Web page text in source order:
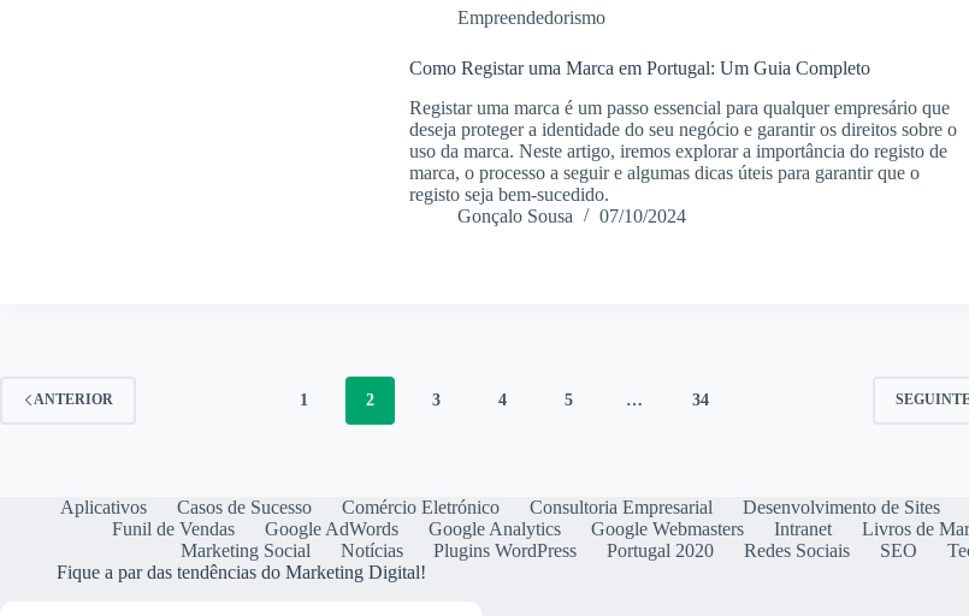
Empreendedorismo
Como Registar uma Marca em Portugal: Um Guia Completo
Registar uma marca é um passo essencial para qualquer empresário que
deseja proteger a identidade do seu negócio e garantir os direitos sobre o
uso da marca. Neste artigo, iremos explorar a importância do registo de
marca, o processo a seguir e algumas dicas úteis para garantir que o
registo seja bem-sucedido.
Gonçalo Sousa
07/10/2024
ANTERIOR 1 2 3 4 5 … 34
Aplicativos Casos de Sucesso Comércio Eletrónico Consultoria Empresarial Desenvolvimento de Sites
Funil de Vendas
Google AdWords Google Analytics Google Webmasters Intranet Livros de
Marketing Social
Notícias Plugins WordPress Portugal 2020 Redes Sociais SEO
Fique a par das tendências do Marketing Digital!